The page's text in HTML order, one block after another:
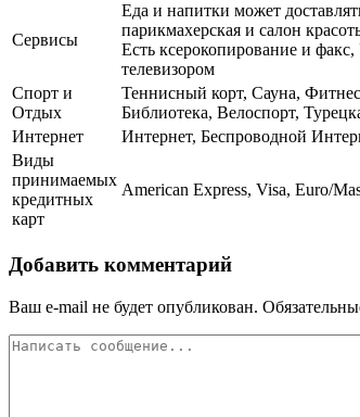
Сервисы
Еда и напитки может
парикмахерская и салон
Есть ксерокопирование и
телевизором
Спорт и
Отдых
Теннисный корт, Сауна,
Библиотека, Велоспорт,
Интернет
Интернет, Беспроводной
Виды
принимаемых
кредитных
карт
American Express, Visa, Euro/
Добавить комментарий
Ваш e-mail не будет опубликован.